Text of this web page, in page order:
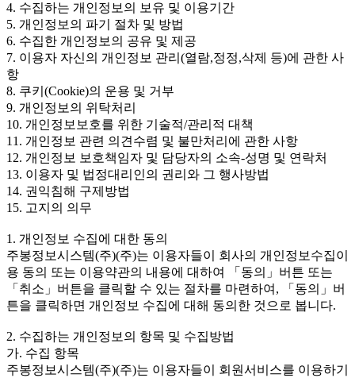
4. 수집하는 개인정보의 보유 및 이용기간
5. 개인정보의 파기 절차 및 방법
6. 수집한 개인정보의 공유 및 제공
7. 이용자 자신의 개인정보 관리(열람,정정,삭제 등)에 관한 사
항
8. 쿠키(Cookie)의 운용 및 거부
9. 개인정보의 위탁처리
10. 개인정보보호를 위한 기술적/관리적 대책
11. 개인정보 관련 의견수렴 및 불만처리에 관한 사항
12. 개인정보 보호책임자 및 담당자의 소속-성명 및 연락처
13. 이용자 및 법정대리인의 권리와 그 행사방법
14. 권익침해 구제방법
15. 고지의 의무
1. 개인정보 수집에 대한 동의
주봉정보시스템(주)(주)는 이용자들이 회사의 개인정보수집이
용 동의 또는 이용약관의 내용에 대하여 「동의」버튼 또는
「취소」버튼을 클릭할 수 있는 절차를 마련하여, 「동의」버
튼을 클릭하면 개인정보 수집에 대해 동의한 것으로 봅니다.
2. 수집하는 개인정보의 항목 및 수집방법
가. 수집 항목
주봉정보시스템(주)(주)는 이용자들이 회원서비스를 이용하기